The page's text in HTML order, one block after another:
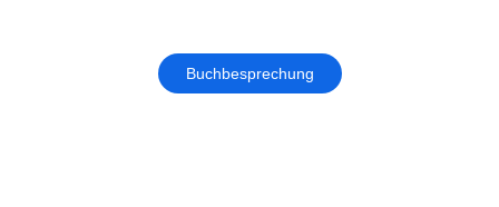
Buchbesprechung